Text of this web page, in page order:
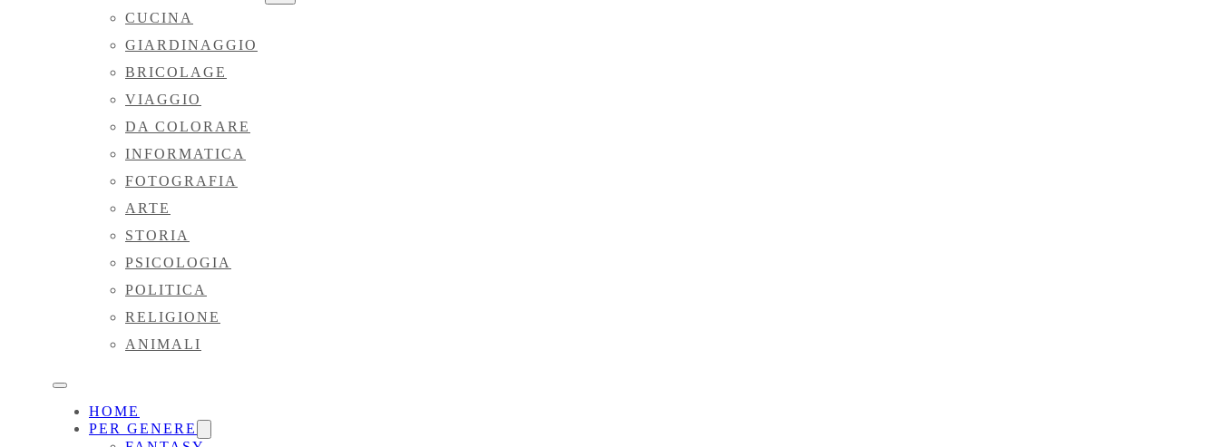
CUCINA
GIARDINAGGIO
BRICOLAGE
VIAGGIO
DA COLORARE
INFORMATICA
FOTOGRAFIA
ARTE
STORIA
PSICOLOGIA
POLITICA
RELIGIONE
ANIMALI
HOME
PER GENERE